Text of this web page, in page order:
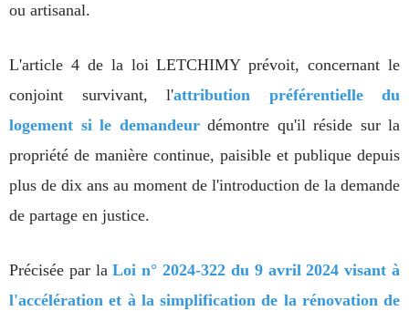
ou artisanal.
L'article 4 de la loi LETCHIMY prévoit, concernant le
conjoint survivant, l'attribution préférentielle du
logement si le demandeurdémontre qu'il réside sur la
propriété de manière continue, paisible et publique depuis
plus de dix ans au moment de l'introduction de la demande
de partage en justice.
Précisée par laLoi n° 2024-322 du 9 avril 2024 visant à
l'accélération et à la simplification de la rénovation de